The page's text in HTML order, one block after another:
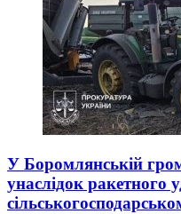
У Боромлянській
унаслідок ракетного